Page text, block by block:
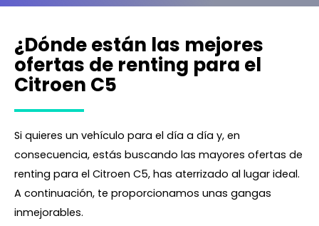
¿Dónde están las mejores
ofertas de renting para el
Citroen C5
Si quieres un vehículo para el día a día y, en
consecuencia, estás buscando las mayores ofertas de
renting para el Citroen C5, has aterrizado al lugar ideal.
A continuación, te proporcionamos unas gangas
inmejorables.